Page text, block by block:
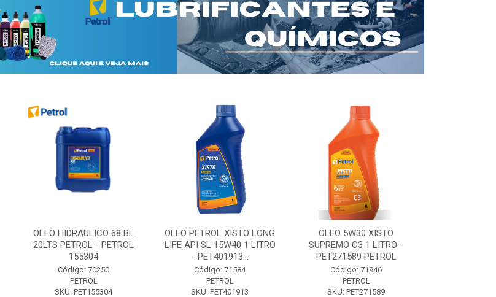
OLEO HIDRAULICO 68 BL
20LTS PETROL - PETROL
155304
Código: 70250
PETROL
SKU: PET155304
OLEO PETROL XISTO LONG
LIFE API SL 15W40 1 LITRO
- PET401913...
Código: 71584
PETROL
SKU: PET401913
OLEO 5W30 XISTO
SUPREMO C3 1 LITRO -
PET271589 PETROL
Código: 71946
PETROL
SKU: PET271589